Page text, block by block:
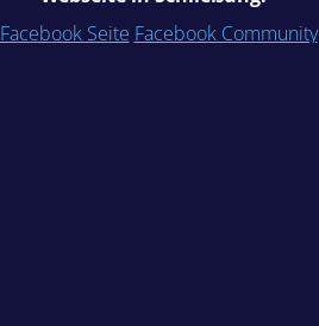
Facebook Seite Facebook Community